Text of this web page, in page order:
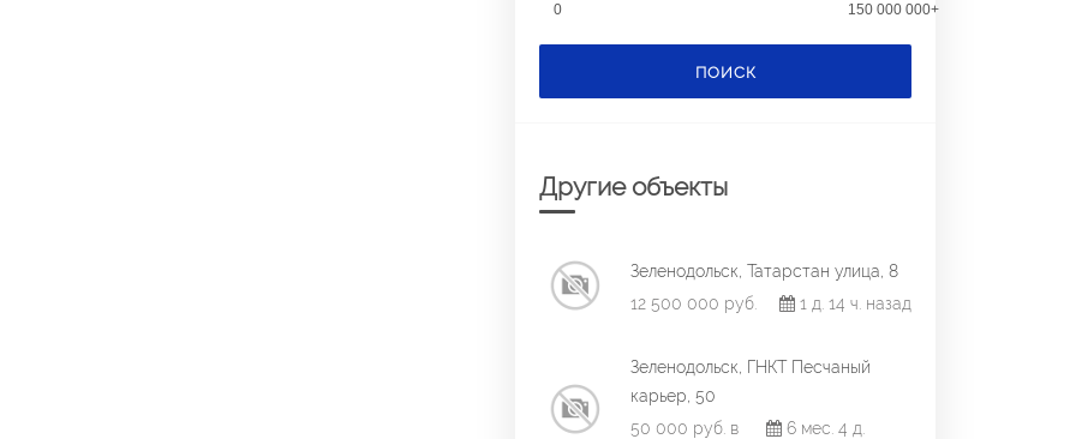
0 150 000 000+
ПОИСК
Другие объекты
Зеленодольск, Татарстан улица, 8
12 500 000 руб.
1 д. 14 ч. назад
Зеленодольск, ГНКТ Песчаный
карьер, 50
50 000 руб. в
6 мес. 4 д.